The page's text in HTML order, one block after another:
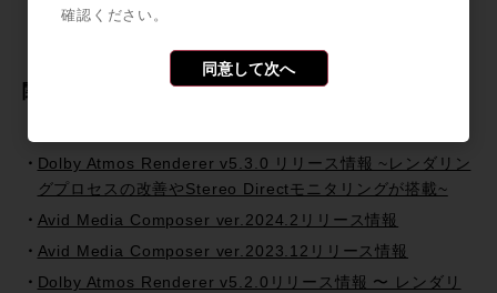
関連記事
Dolby Atmos Renderer v5.3.0 リリース情報 ~レンダリン
グプロセスの改善やStereo Directモニタリングが搭載~
Avid Media Composer ver.2024.2リリース情報
Avid Media Composer ver.2023.12リリース情報
Dolby Atmos Renderer v5.2.0リリース情報 〜 レンダリ
確認ください。
同意して次へ